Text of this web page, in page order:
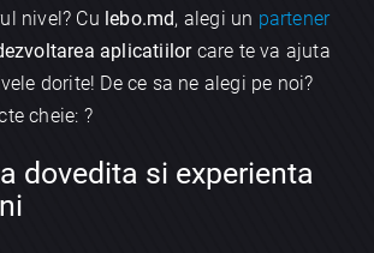
nivel? Cu lebo.md, alegi un partener
aplicatiilorcare te va ajuta
dorite! De ce sa ne alegi pe noi?
cheie: ?
dovedita si experienta